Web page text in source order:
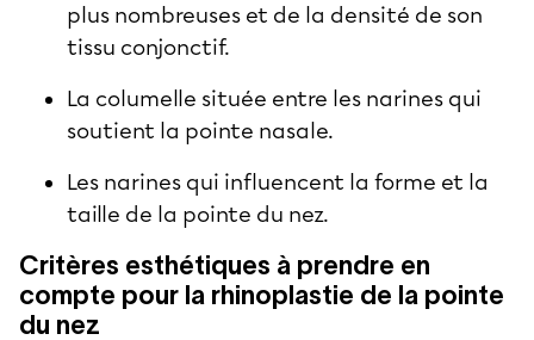
plus nombreuses et de la densité de son
tissu conjonctif.
La columelle située entre les narines qui
soutient la pointe nasale.
Les narines qui influencent la forme et la
taille de la pointe du nez.
Critères esthétiques à prendre en
compte pour la rhinoplastie de la pointe
du nez